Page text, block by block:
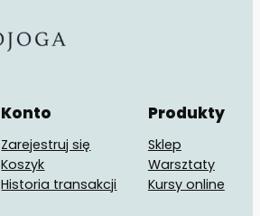
Konto
Zarejestruj się
Koszyk
Historia transakcji
Produkty
Sklep
Warsztaty
Kursy online